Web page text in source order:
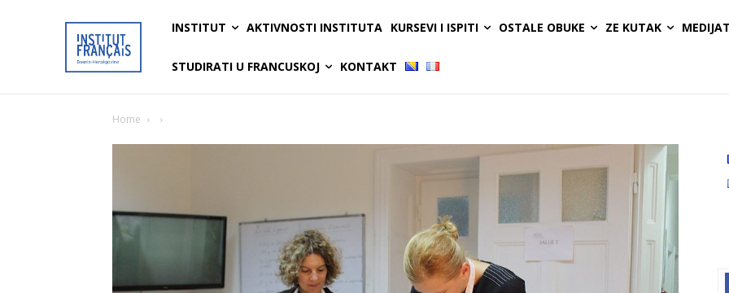
INSTITUT AKTIVNOSTI INSTITUTA KURSEVI I ISPITI OSTALE OBUKE ZE KUTAK
STUDIRATI U FRANCUSKOJ KONTAKT
Home